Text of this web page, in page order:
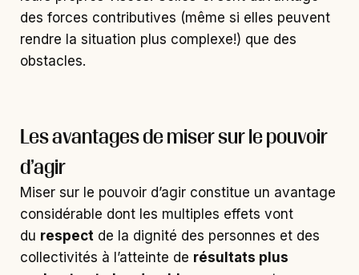
des forces contributives (même si elles peuvent
rendre la situation plus complexe!) que des
obstacles.
Les avantages de miser sur le pouvoir
d’agir
Miser sur le pouvoir d’agir constitue un avantage
considérable dont les multiples effets vont
du respect de la dignité des personnes et des
collectivités à l’atteinte de résultats plus